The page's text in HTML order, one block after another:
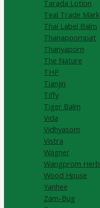
Tarada Lotion
Teal Trade Mark
Thai Label Balm
Thanapoompat
Thanyaporn
The Nature
THP
Tianjin
Tiffy
Tiger Balm
Vida
Vidhyasom
Vistra
Wagner
Wangprom Herb
Wood Hpuse
Yanhee
Zam-Bug